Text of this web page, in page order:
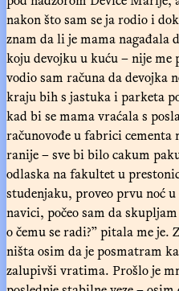
nakon što sam se ja rodio i
znam da li je mama nagađala
koju devojku u kuću – nije
vodio sam računa da devojka
kraju bih s jastuka i parketa
kad bi se mama vraćala s
računovođe u fabrici cementa
ranije – sve bi bilo cakum
odlaska na fakultet u
studenjaku, proveo prvu noć
navici, počeo sam da
o čemu se radi?” pitala me je.
ništa osim da je posmatram
zalupivši vratima. Prošlo je